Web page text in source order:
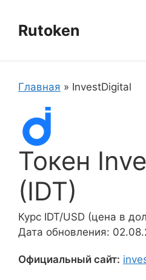
содержимому
Rutoken
Главная » InvestDigital
Токен
(IDT)
Курс IDT/USD (цена в
Дата обновления:
Официальный сайт: